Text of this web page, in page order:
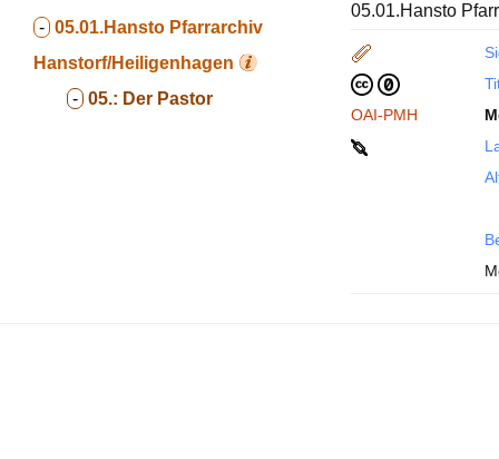
- 05.01.Hansto Pfarrarchiv
Hanstorf/Heiligenhagen
- 05.: Der Pastor
05.01.Hansto
OAI-PMH